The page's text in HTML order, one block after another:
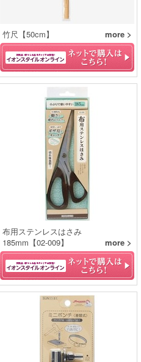
竹尺【50cm】 more >
布用ステンレスはさみ
185mm【02-009】
more >